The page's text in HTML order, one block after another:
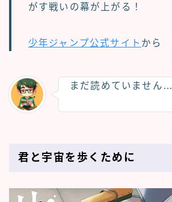
がす戦いの幕が上がる！
少年ジャンプ公式サイト から
まだ読めていません…
君と宇宙を歩くために